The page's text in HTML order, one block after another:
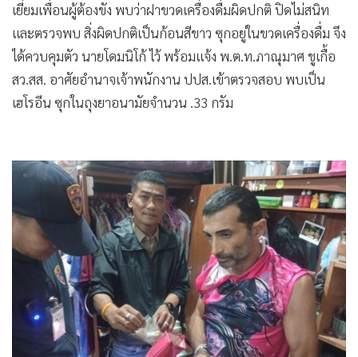
เยี่ยมเพื่อนผู้ต้องขัง พบว่าฝาขวดเครื่องดื่มผิดปกติ ปิดไม่สนิท
และตรวจพบ สิ่งผิดปกติเป็นก้อนสีขาว ซุกอยู่ในขวดเครื่องดื่ม จึง
ได้ควบคุมตัว นายโดมนิโก้ ไว้ พร้อมแจ้ง พ.ต.ท.ภาณุมาศ ชูเกื้อ
สว.สส. อาศัยอำนาจเจ้าพนักงาน ปปส.เข้าตรวจสอบ พบเป็น
เฮโรอีน ซุกในถุงยาอนามัยจำนวน .33 กรัม